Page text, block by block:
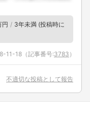
円
3年未満 (投稿時に
11-18 （記事番号:3783 ）
不適切な投稿として報告